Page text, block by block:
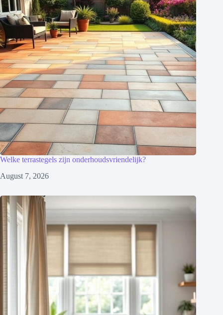
Welke terrastegels zijn onderhoudsvriendelijk?
August 7, 2026